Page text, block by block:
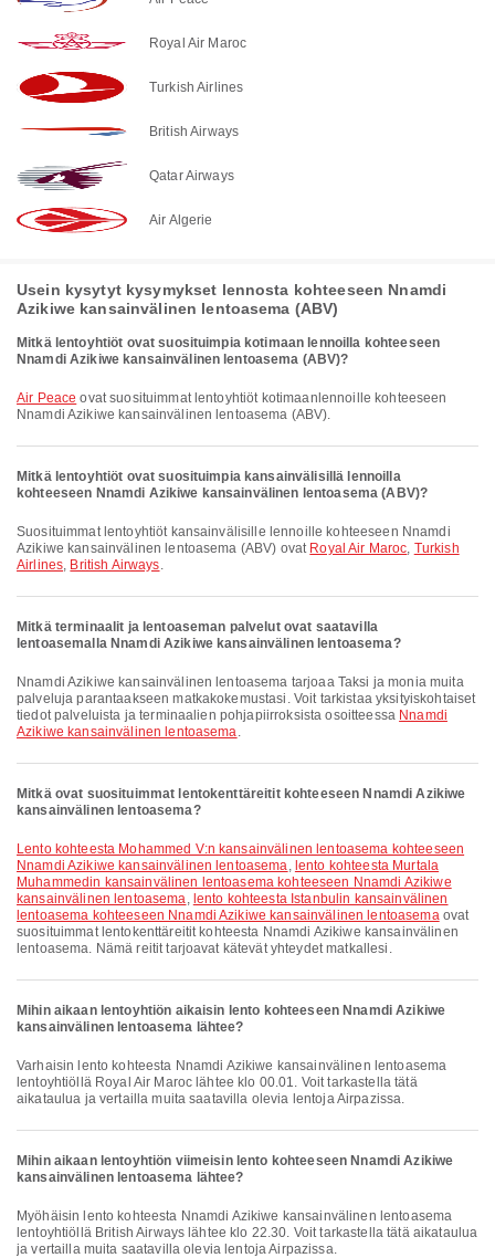
Royal Air Maroc
Turkish Airlines
British Airways
Qatar Airways
Air Algerie
Usein kysytyt kysymykset lennosta kohteeseen Nnamdi
Azikiwe kansainvälinen lentoasema (ABV)
Mitkä lentoyhtiöt ovat suosituimpia kotimaan lennoilla kohteeseen
Nnamdi Azikiwe kansainvälinen lentoasema (ABV)?
Air Peace ovat suosituimmat lentoyhtiöt kotimaanlennoille kohteeseen
Nnamdi Azikiwe kansainvälinen lentoasema (ABV).
Mitkä lentoyhtiöt ovat suosituimpia kansainvälisillä lennoilla
kohteeseen Nnamdi Azikiwe kansainvälinen lentoasema (ABV)?
Suosituimmat lentoyhtiöt kansainvälisille lennoille kohteeseen Nnamdi
Azikiwe kansainvälinen lentoasema (ABV) ovat Royal Air Maroc, Turkish
Airlines, British Airways.
Mitkä terminaalit ja lentoaseman palvelut ovat saatavilla
lentoasemalla Nnamdi Azikiwe kansainvälinen lentoasema?
Nnamdi Azikiwe kansainvälinen lentoasema tarjoaa Taksi ja monia muita
palveluja parantaakseen matkakokemustasi. Voit tarkistaa yksityiskohtaiset
tiedot palveluista ja terminaalien pohjapiirroksista osoitteessa Nnamdi
Azikiwe kansainvälinen lentoasema.
Mitkä ovat suosituimmat lentokenttäreitit kohteeseen Nnamdi Azikiwe
kansainvälinen lentoasema?
lento kohteesta Mohammed V:n kansainvälinen lentoasema kohteeseen
Nnamdi Azikiwe kansainvälinen lentoasema, lento kohteesta Murtala
Muhammedin kansainvälinen lentoasema kohteeseen Nnamdi Azikiwe
kansainvälinen lentoasema, lento kohteesta Istanbulin kansainvälinen
lentoasema kohteeseen Nnamdi Azikiwe kansainvälinen lentoasemaovat
suosituimmat lentokenttäreitit kohteesta Nnamdi Azikiwe kansainvälinen
lentoasema. Nämä reitit tarjoavat kätevät yhteydet matkallesi.
Mihin aikaan lentoyhtiön aikaisin lento kohteeseen Nnamdi Azikiwe
kansainvälinen lentoasema lähtee?
Varhaisin lento kohteesta Nnamdi Azikiwe kansainvälinen lentoasema
lentoyhtiöllä Royal Air Maroc lähtee klo 00.01. Voit tarkastella tätä
aikataulua ja vertailla muita saatavilla olevia lentoja Airpazissa.
Mihin aikaan lentoyhtiön viimeisin lento kohteeseen Nnamdi Azikiwe
kansainvälinen lentoasema lähtee?
Myöhäisin lento kohteesta Nnamdi Azikiwe kansainvälinen lentoasema
lentoyhtiöllä British Airways lähtee klo 22.30. Voit tarkastella tätä aikataulua
ja vertailla muita saatavilla olevia lentoja Airpazissa.